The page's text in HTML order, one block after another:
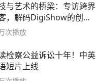
与艺术的桥梁：专访跨界
，解码DigiShow的创新
次播放
检察公益诉讼十年！中英
短片上线